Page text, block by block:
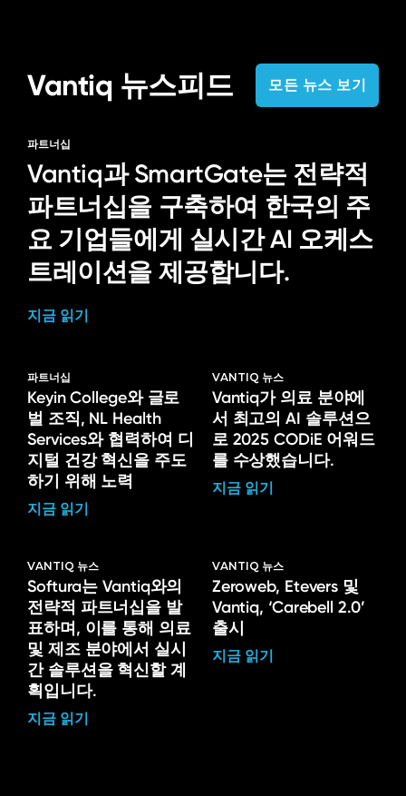
Vantiq 뉴스피드 모든 뉴스 보기
파트너십
Vantiq과 SmartGate는 전략적
파트너십을 구축하여 한국의 주
요 기업들에게 실시간 AI 오케스
트레이션을 제공합니다.
지금 읽기
파트너십
Keyin College와 글로
벌 조직, NL Health
Services와 협력하여 디
지털 건강 혁신을 주도
하기 위해 노력
지금 읽기
VANTIQ 뉴스
Vantiq가 의료 분야에
서 최고의 AI 솔루션으
로 2025 CODiE 어워드
를 수상했습니다.
지금 읽기
VANTIQ 뉴스
Softura는 Vantiq와의
전략적 파트너십을 발
표하며, 이를 통해 의료
및 제조 분야에서 실시
간 솔루션을 혁신할 계
획입니다.
지금 읽기
VANTIQ 뉴스
Zeroweb, Etevers 및
Vantiq, ‘Carebell 2.0’
출시
지금 읽기